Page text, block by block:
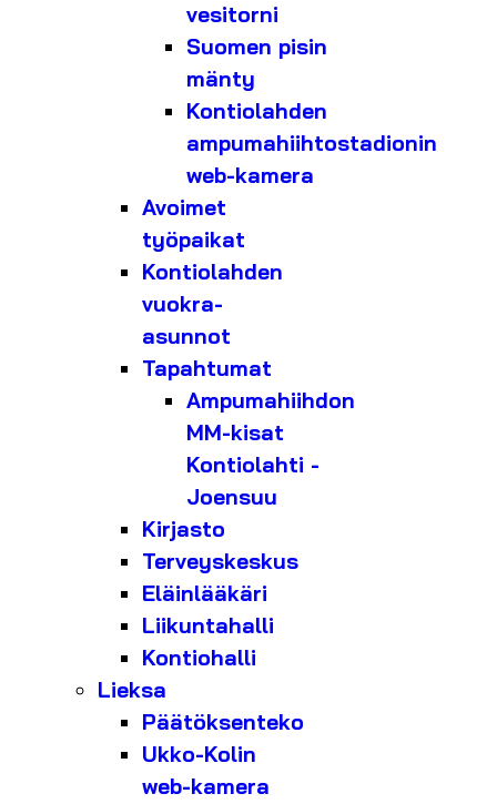
vesitorni
Suomen pisin
mänty
Kontiolahden
ampumahiihtostadionin
web-kamera
Avoimet
työpaikat
Kontiolahden
vuokra-
asunnot
Tapahtumat
Ampumahiihdon
MM-kisat
Kontiolahti -
Joensuu
Kirjasto
Terveyskeskus
Eläinlääkäri
Liikuntahalli
Kontiohalli
Lieksa
Päätöksenteko
Ukko-Kolin
web-kamera